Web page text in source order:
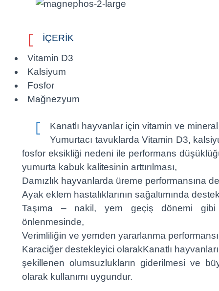


İÇERİK
Vitamin D3
Kalsiyum
Fosfor
Mağnezyum


Kanatlı hayvanlar için vitamin ve
Yumurtacı tavuklarda Vitamin D3,
fosfor eksikliği nedeni ile performans
yumurta kabuk kalitesinin arttırılması,
Damızlık hayvanlarda üreme performansına
Ayak eklem hastalıklarının sağaltımında
Taşıma – nakil, yem geçiş dönemi gibi
önlenmesinde,
Verimliliğin ve yemden yararlanma
Karaciğer destekleyici olarakKanatlı
şekillenen olumsuzlukların giderilmesi ve
olarak kullanımı uygundur.